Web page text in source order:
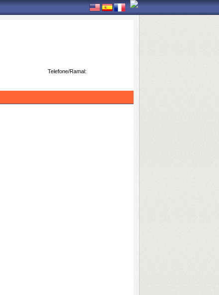
Telefone/Ramal: